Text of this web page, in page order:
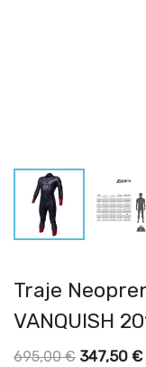
Traje
VANQUISH
695,00€ 347,50 €